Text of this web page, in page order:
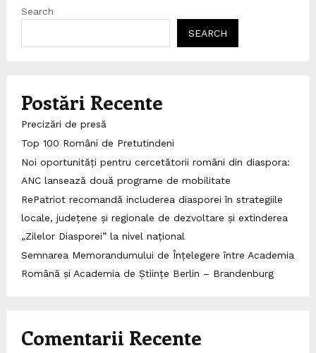
Search
SEARCH
Postări Recente
Precizări de presă
Top 100 Români de Pretutindeni
Noi oportunități pentru cercetătorii români din diaspora:
ANC lansează două programe de mobilitate
RePatriot recomandă includerea diasporei în strategiile
locale, județene și regionale de dezvoltare și extinderea
„Zilelor Diasporei” la nivel național
Semnarea Memorandumului de Înțelegere între Academia
Română și Academia de Științe Berlin – Brandenburg
Comentarii Recente